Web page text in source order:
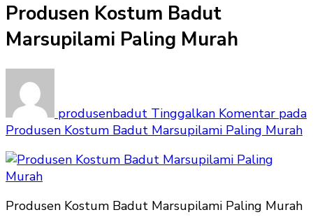
Produsen Kostum Badut
Marsupilami Paling Murah
produsenbadut Tinggalkan Komentar pada
Produsen Kostum Badut Marsupilami Paling Murah
Produsen Kostum Badut Marsupilami Paling Murah